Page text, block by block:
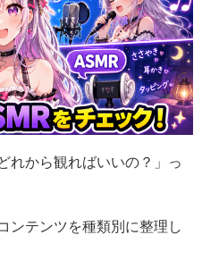
れから観ればいいの？」っ
ンテンツを種類別に整理し